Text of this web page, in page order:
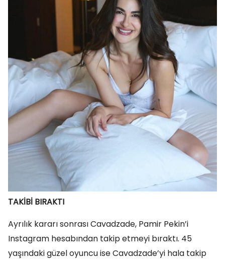
TAKİBİ BIRAKTI
Ayrılık kararı sonrası Cavadzade, Pamir Pekin’i
Instagram hesabından takip etmeyi bıraktı. 45
yaşındaki güzel oyuncu ise Cavadzade’yi hala takip